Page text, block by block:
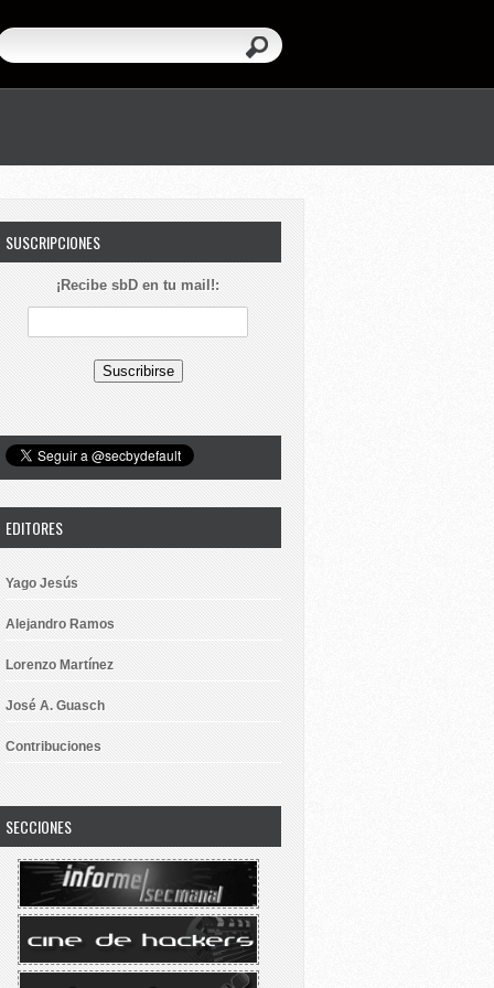
SUSCRIPCIONES
¡Recibe sbD en tu mail!:
EDITORES
Yago Jesús
Alejandro Ramos
Lorenzo Martínez
José A. Guasch
Contribuciones
SECCIONES